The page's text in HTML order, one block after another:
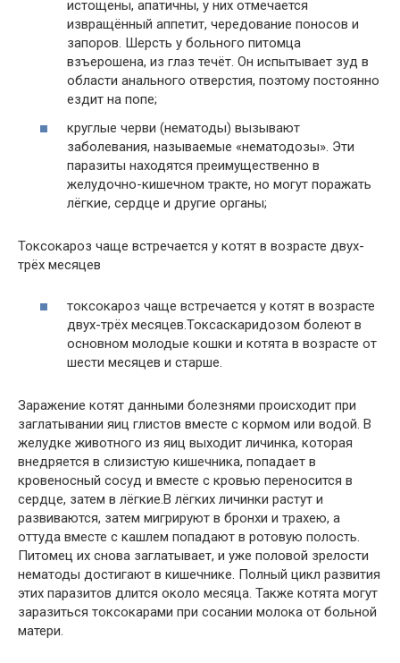
истощены, апатичны, у них отмечается
извращённый аппетит, чередование поносов и
запоров. Шерсть у больного питомца
взъерошена, из глаз течёт. Он испытывает зуд в
области анального отверстия, поэтому постоянно
ездит на попе;
круглые черви (нематоды) вызывают
заболевания, называемые «нематодозы». Эти
паразиты находятся преимущественно в
желудочно-кишечном тракте, но могут поражать
лёгкие, сердце и другие органы;
Токсокароз чаще встречается у котят в возрасте двух-
трёх месяцев
токсокароз чаще встречается у котят в возрасте
двух-трёх месяцев.Токсаскаридозом болеют в
основном молодые кошки и котята в возрасте от
шести месяцев и старше.
Заражение котят данными болезнями происходит при
заглатывании яиц глистов вместе с кормом или водой. В
желудке животного из яиц выходит личинка, которая
внедряется в слизистую кишечника, попадает в
кровеносный сосуд и вместе с кровью переносится в
сердце, затем в лёгкие.В лёгких личинки растут и
развиваются, затем мигрируют в бронхи и трахею, а
оттуда вместе с кашлем попадают в ротовую полость.
Питомец их снова заглатывает, и уже половой зрелости
нематоды достигают в кишечнике. Полный цикл развития
этих паразитов длится около месяца. Также котята могут
заразиться токсокарами при сосании молока от больной
матери.